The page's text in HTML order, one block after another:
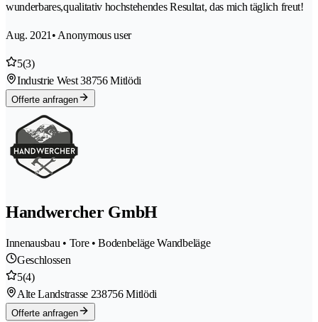
wunderbares,qualitativ hochstehendes Resultat, das mich täglich freut!
Aug. 2021 • Anonymous user
5(3)
Industrie West 38756 Mitlödi
Offerte anfragen
Handwercher GmbH
Innenausbau • Tore • Bodenbeläge Wandbeläge
Geschlossen
5(4)
Alte Landstrasse 238756 Mitlödi
Offerte anfragen